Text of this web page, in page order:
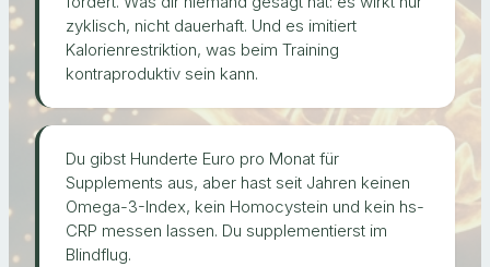
zyklisch, nicht dauerhaft. Und es imitiert
Kalorienrestriktion, was beim Training
kontraproduktiv sein kann.
Du gibst Hunderte Euro pro Monat für
Supplements aus, aber hast seit Jahren keinen
Omega-3-Index, kein Homocystein und kein hs-
CRP messen lassen. Du supplementierst im
Blindflug.